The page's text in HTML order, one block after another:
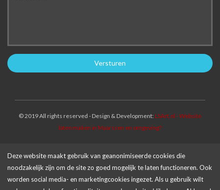
© 2019 All rights reserved - Design & Development: LSArt.nl - Website
laten maken in Maarssen en omgeving?
Deze website maakt gebruik van geanonimiseerde cookies die
noodzakelijk zijn om de site zo goed mogelijk te laten functioneren. Ook
worden social media- en marketingcookies ingezet. Als u gebruik wilt